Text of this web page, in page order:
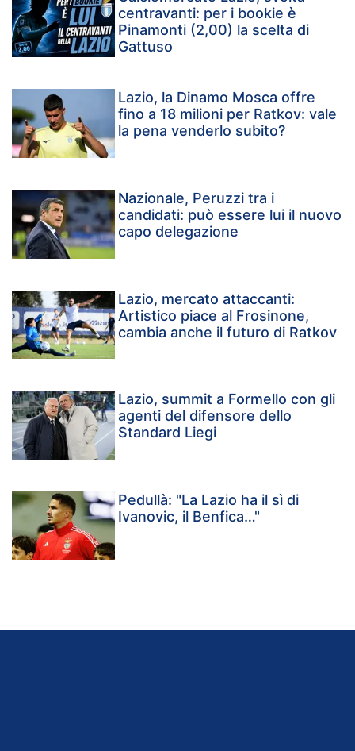
centravanti: per i bookie è
Pinamonti (2,00) la scelta di
Gattuso
Lazio, la Dinamo Mosca offre
fino a 18 milioni per Ratkov: vale
la pena venderlo subito?
Nazionale, Peruzzi tra i
candidati: può essere lui il nuovo
capo delegazione
Lazio, mercato attaccanti:
Artistico piace al Frosinone,
cambia anche il futuro di Ratkov
Lazio, summit a Formello con gli
agenti del difensore dello
Standard Liegi
Pedullà: "La Lazio ha il sì di
Ivanovic, il Benfica…"